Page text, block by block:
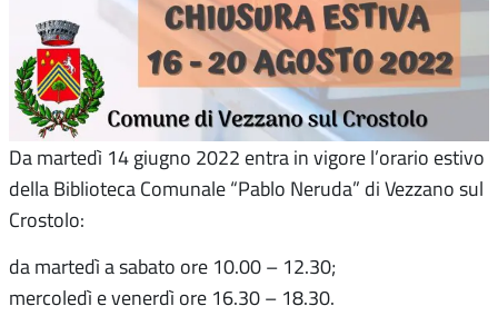
Da martedì 14 giugno 2022 entra in vigore l’orario estivo
della Biblioteca Comunale “Pablo Neruda” di Vezzano sul
Crostolo:
da martedì a sabato ore 10.00 – 12.30;
mercoledì e venerdì ore 16.30 – 18.30.